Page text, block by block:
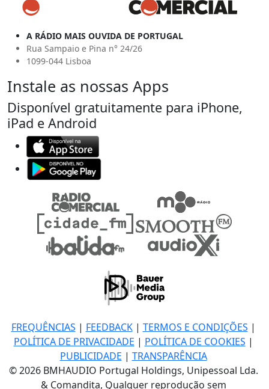
A RÁDIO MAIS OUVIDA DE PORTUGAL
Rua Sampaio e Pina n° 24/26
1099-044 Lisboa
Instale as nossas Apps
Disponível gratuitamente para iPhone,
iPad e Android
FREQUÊNCIAS | FEEDBACK| TERMOS E CONDIÇÕES |
POLÍTICA DE PRIVACIDADE | POLÍTICA DE COOKIES |
PUBLICIDADE | TRANSPARÊNCIA
© 2026 BMHAUDIO Portugal Holdings, Unipessoal Lda.
& Comandita, Qualquer reprodução sem